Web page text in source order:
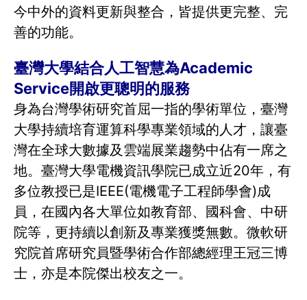
今中外的資料更新與整合，皆提供更完整、完
善的功能。
臺灣大學結合人工智慧為Academic
Service開啟更聰明的服務
身為台灣學術研究首屈一指的學術單位，臺灣
大學持續培育運算科學專業領域的人才，讓臺
灣在全球大數據及雲端展業趨勢中佔有一席之
地。臺灣大學電機資訊學院已成立近20年，有
多位教授已是IEEE(電機電子工程師學會)成
員，在國內各大單位如教育部、國科會、中研
院等，更持續以創新及專業獲獎無數。微軟研
究院首席研究員暨學術合作部總經理王冠三博
士，亦是本院傑出校友之一。